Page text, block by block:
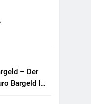
Hebt
Aus
– Der
Bargeld Im